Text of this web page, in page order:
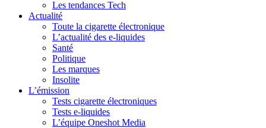
Les tendances Tech
Actualité
Toute la cigarette électronique
L’actualité des e-liquides
Santé
Politique
Les marques
Insolite
L’émission
Tests cigarette électroniques
Tests e-liquides
L’équipe Oneshot Media